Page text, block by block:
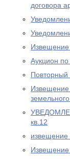
договора
Извещение
Аукцион
Повторный
Извещение
земельного
кв.12
извещение
Извещение